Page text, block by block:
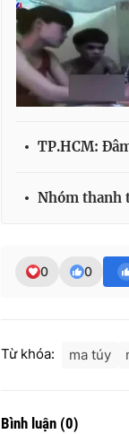
TP.HCM:
Nhóm thanh
0 0
Từ khóa: ma túy
Bình luận (0)